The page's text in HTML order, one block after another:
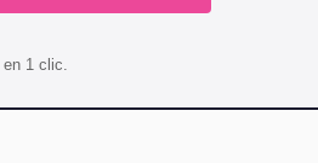
1 clic.